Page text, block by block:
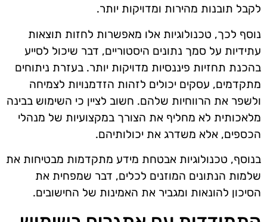
לקבל תובנות מהירות ומדויקות יותר.
נוסף לכך, טכנולוגיות אלו מאפשרות לחזות תוצאות
עתידיות על סמך נתונים היסטוריים, דבר שיכול לסייע
בהכנת תחזיות פיננסיות מדויקות יותר. בעזרת ניתוחים
מתקדמים, עסקים יכולים לזהות הזדמנויות לצמיחה
ולשפר את הרווחיות שלהם. חשוב לציין כי השימוש בבינה
מלאכותית לא מחליף את הצורך במקצועיות של מנהלי
הכספים, אלא משדרג את יכולותיהם.
בנוסף, טכנולוגיות אבטחת מידע מתקדמות מבטיחות את
שלמות הנתונים המוזנים לכלים, דבר שמפחית את
הסיכון להונאות ומגביר את האמינות של החישובים.